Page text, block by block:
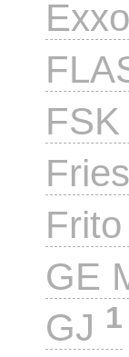
GE
GJ 1